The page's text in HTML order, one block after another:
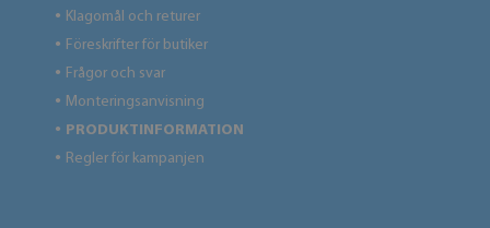
● Klagomål och returer
● Föreskrifter för butiker
● Frågor och svar
● Monteringsanvisning
● PRODUKTINFORMATION
● Regler för kampanjen